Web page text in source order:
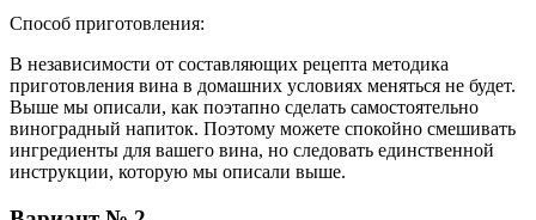
Способ приготовления:
В независимости от составляющих рецепта методика
приготовления вина в домашних условиях меняться не будет.
Выше мы описали, как поэтапно сделать самостоятельно
виноградный напиток. Поэтому можете спокойно смешивать
ингредиенты для вашего вина, но следовать единственной
инструкции, которую мы описали выше.